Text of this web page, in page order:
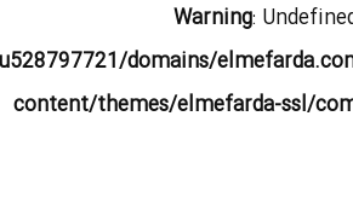
Warning:
domains/
content/themes/elmefarda-ssl/